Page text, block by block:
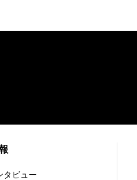
タビュー